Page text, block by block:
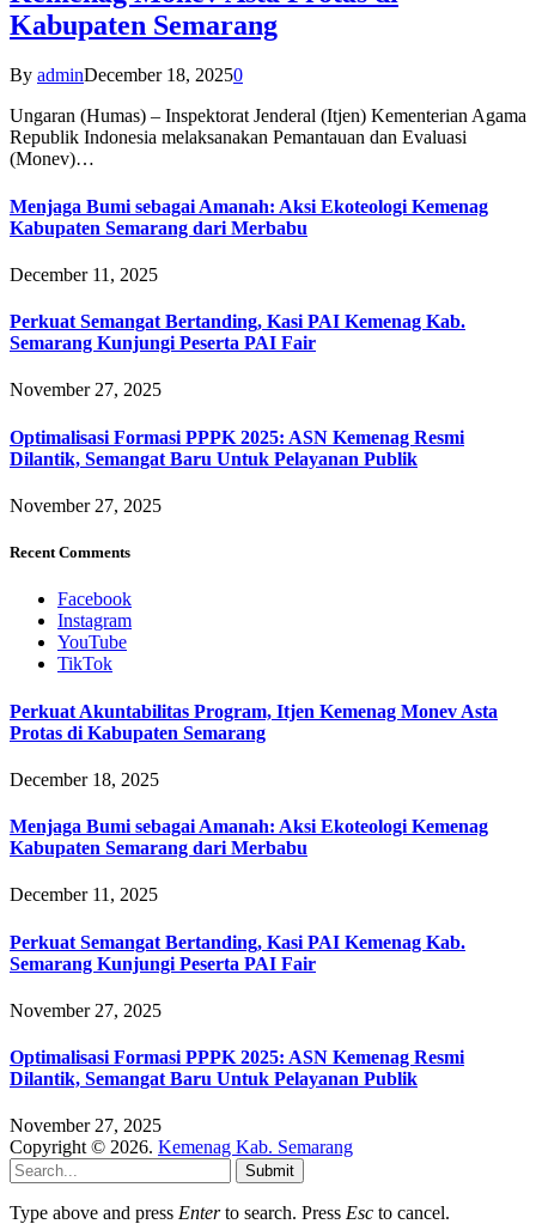
Kabupaten Semarang
By adminDecember 18, 20250
Ungaran (Humas) – Inspektorat Jenderal (Itjen) Kementerian Agama
Republik Indonesia melaksanakan Pemantauan dan Evaluasi
(Monev)…
Menjaga Bumi sebagai Amanah: Aksi Ekoteologi Kemenag
Kabupaten Semarang dari Merbabu
December 11, 2025
Perkuat Semangat Bertanding, Kasi PAI Kemenag Kab.
Semarang Kunjungi Peserta PAI Fair
November 27, 2025
Optimalisasi Formasi PPPK 2025: ASN Kemenag Resmi
Dilantik, Semangat Baru Untuk Pelayanan Publik
November 27, 2025
Recent Comments
Facebook
Instagram
YouTube
TikTok
Perkuat Akuntabilitas Program, Itjen Kemenag Monev Asta
Protas di Kabupaten Semarang
December 18, 2025
Menjaga Bumi sebagai Amanah: Aksi Ekoteologi Kemenag
Kabupaten Semarang dari Merbabu
December 11, 2025
Perkuat Semangat Bertanding, Kasi PAI Kemenag Kab.
Semarang Kunjungi Peserta PAI Fair
November 27, 2025
Optimalisasi Formasi PPPK 2025: ASN Kemenag Resmi
Dilantik, Semangat Baru Untuk Pelayanan Publik
November 27, 2025
Copyright © 2026. Kemenag Kab. Semarang
Submit
Type above and press Enterto search. Press Esc to cancel.